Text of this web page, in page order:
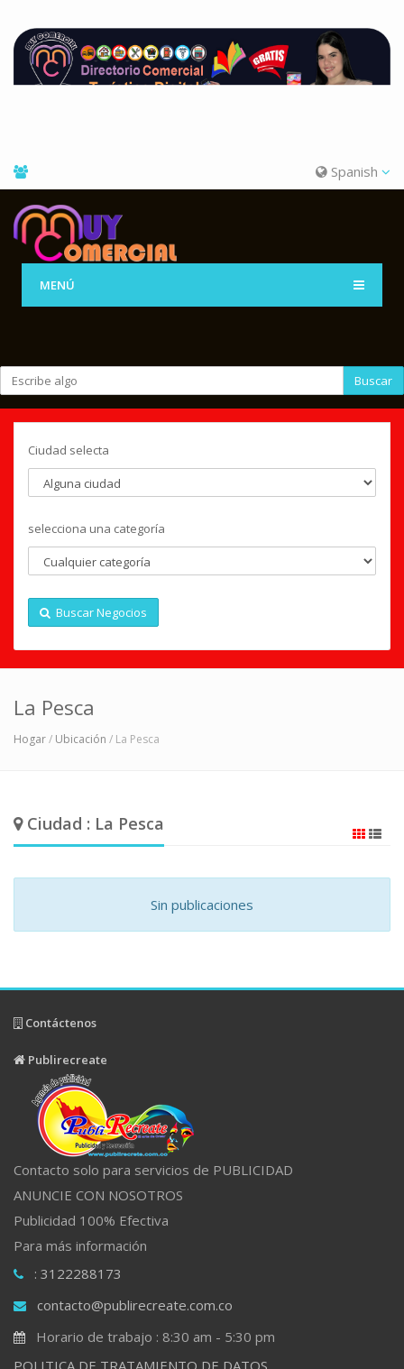
Spanish
MENÚ
Buscar
Ciudad selecta
selecciona una categoría
Buscar Negocios
La Pesca
Hogar/ Ubicación / La Pesca
Ciudad : La Pesca
Sin publicaciones
Contáctenos
Publirecreate
Contacto solo para servicios de PUBLICIDAD
ANUNCIE CON NOSOTROS
Publicidad 100% Efectiva
Para más información
: 3122288173
contacto@publirecreate.com.co
Horario de trabajo : 8:30 am - 5:30 pm
POLITICA DE TRATAMIENTO DE DATOS